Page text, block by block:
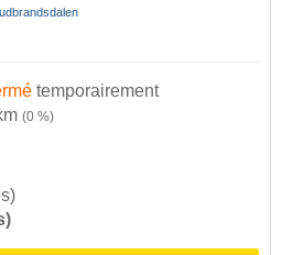
temporairement
(0 %)